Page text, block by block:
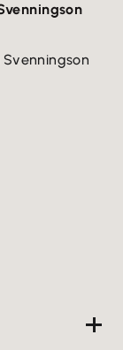
Svenningson